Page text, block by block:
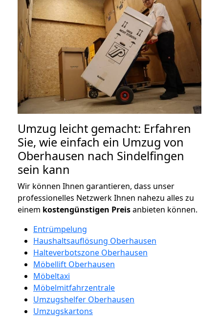
Umzug leicht gemacht: Erfahren
Sie, wie einfach ein Umzug von
Oberhausen nach Sindelfingen
sein kann
Wir können Ihnen garantieren, dass unser
professionelles Netzwerk Ihnen nahezu alles zu
einem kostengünstigen Preisanbieten können.
Entrümpelung
Haushaltsauflösung Oberhausen
Halteverbotszone Oberhausen
Möbellift Oberhausen
Möbeltaxi
Möbelmitfahrzentrale
Umzugshelfer Oberhausen
Umzugskartons